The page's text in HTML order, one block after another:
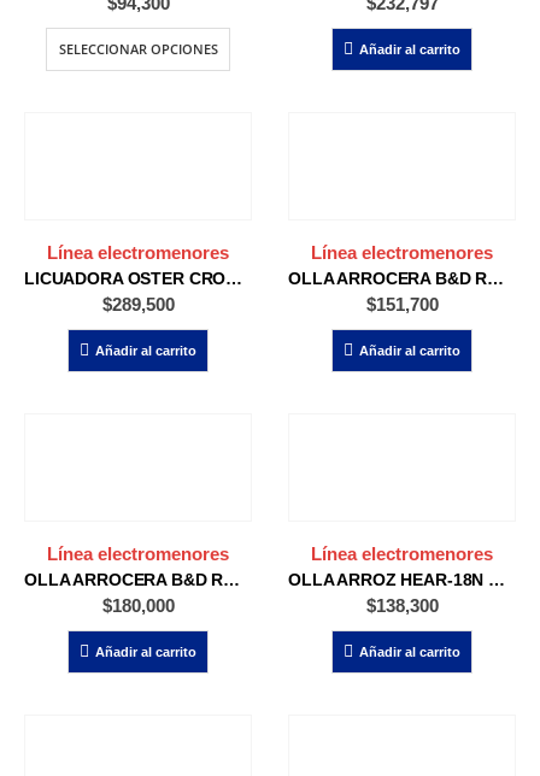
$94,300
SELECCIONAR OPCIONES
$232,797
Añadir al carrito
Línea electromenores
LICUADORA OSTER CROMADA 3V BLST4655
$289,500
Añadir al carrito
Línea electromenores
OLLA ARROCERA B&D RC514 BLANCA
$151,700
Añadir al carrito
Línea electromenores
OLLA ARROCERA B&D RC5200M
$180,000
Añadir al carrito
Línea electromenores
OLLA ARROZ HEAR-18N NEGRA
$138,300
Añadir al carrito